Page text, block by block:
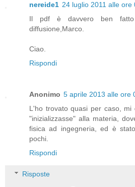
nereide1 24 luglio 2011 alle ore
Il pdf è davvero ben
diffusione,Marco.
Ciao.
Rispondi
Anonimo 5 aprile 2013 alle ore
L'ho trovato quasi per caso,
"inizializzasse" alla materia,
fisica ad ingegneria, ed è
pochi.
Rispondi
Risposte